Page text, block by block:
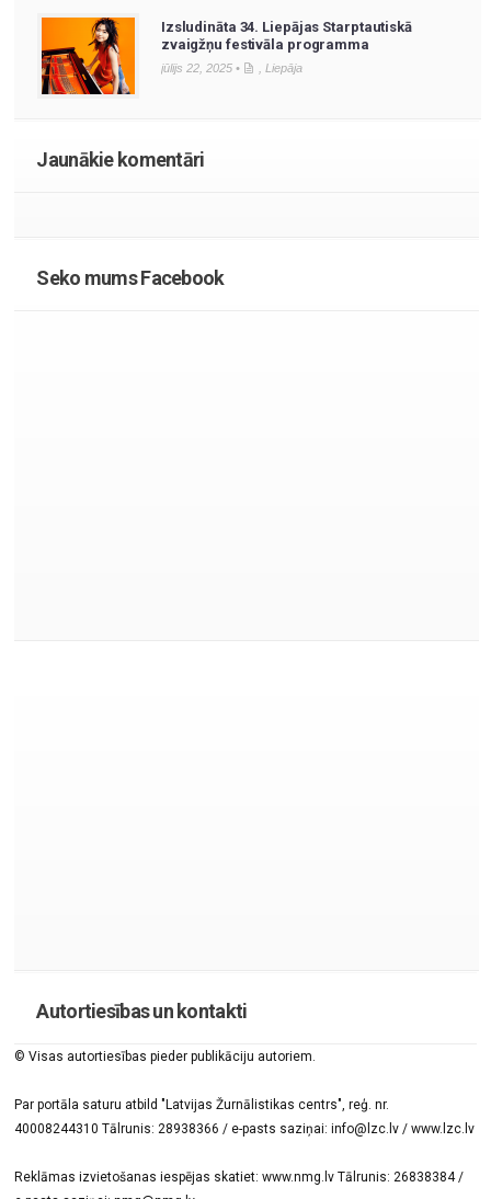
Izsludināta 34. Liepājas Starptautiskā
zvaigžņu festivāla programma
jūlijs 22, 2025 • Liepāja
Jaunākie komentāri
Seko mums Facebook
Autortiesības un kontakti
© Visas autortiesības pieder publikāciju autoriem.
Par portāla saturu atbild "Latvijas Žurnālistikas centrs", reģ. nr.
40008244310 Tālrunis: 28938366 / e-pasts saziņai: info@lzc.lv / www.lzc.lv
Reklāmas izvietošanas iespējas skatiet: www.nmg.lv Tālrunis: 26838384 /